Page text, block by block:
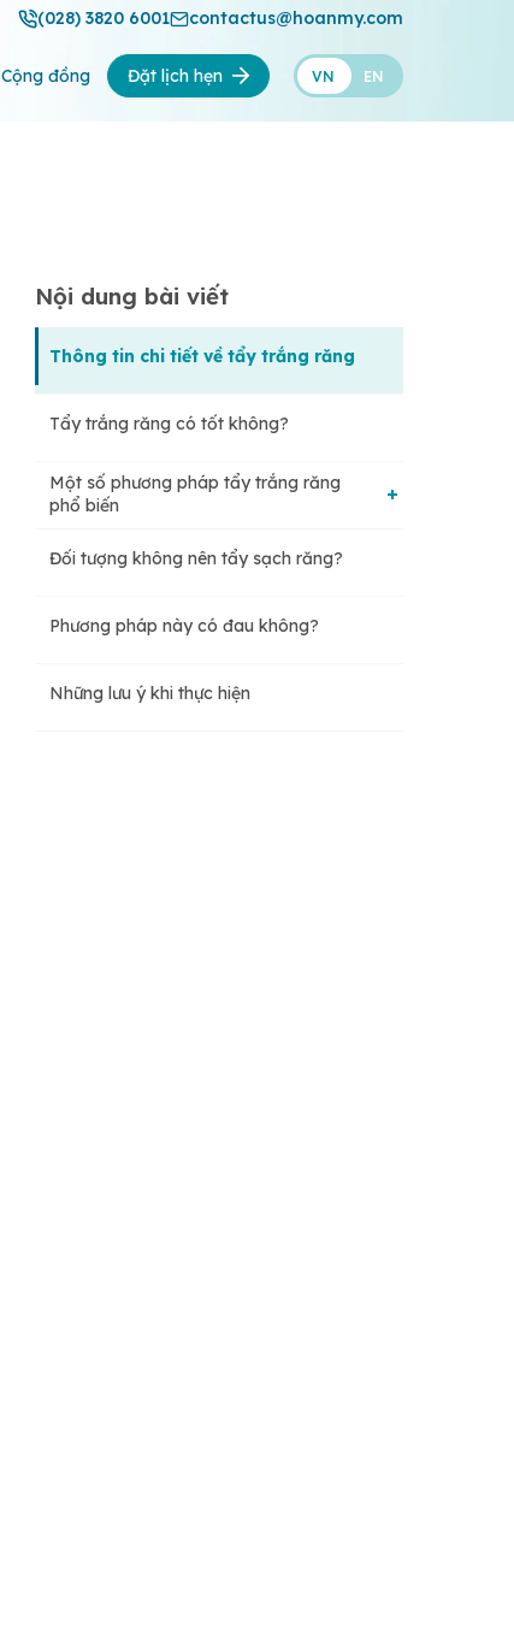
(028) 3820 6001 contactus@hoanmy.com
Cộng đồng Đặt lịch hẹn VN EN
Nội dung bài viết
Thông tin chi tiết về tẩy trắng răng
Tẩy trắng răng có tốt không?
Một số phương pháp tẩy trắng răng
phổ biến
Tẩy trắng tại phòng nha
Đối tượng không nên tẩy sạch răng?
Phương pháp này có đau không?
Những lưu ý khi thực hiện